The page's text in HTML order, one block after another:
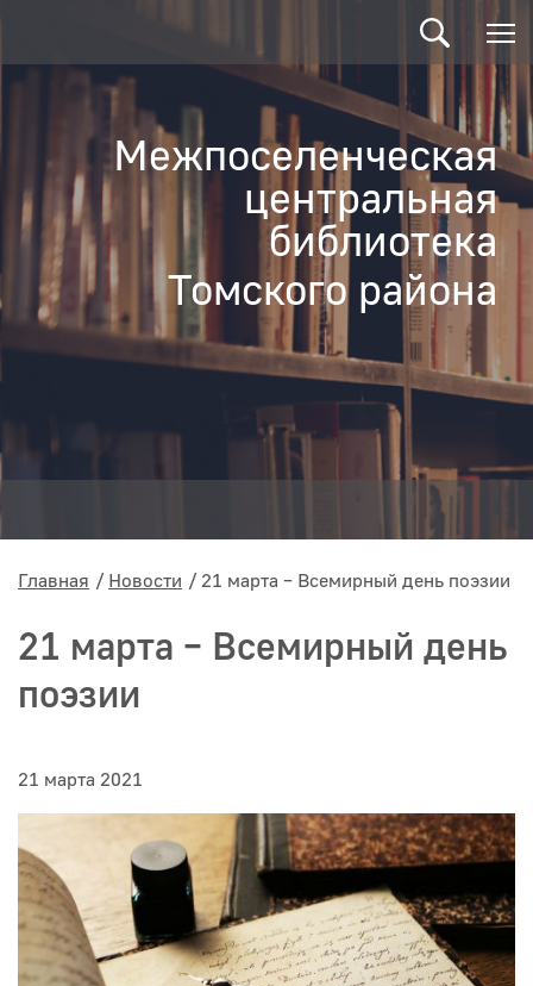
Межпоселенческая
центральная
библиотека
Томского района
Главная Новости 21 марта – Всемирный день поэзии
21 марта – Всемирный день
поэзии
21 марта 2021